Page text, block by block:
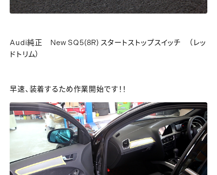
Audi純正 New SQ5(8R) スタートストップスイッチ （レッ
ドトリム）
早速、装着するため作業開始です！！